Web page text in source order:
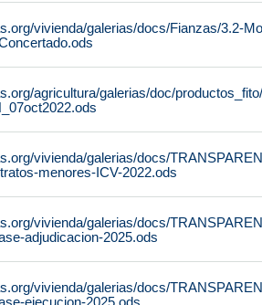
vivienda/galerias/docs/Fianzas/3.2-
agricultura/galerias/doc/
vivienda/galerias/docs/
menores-ICV-2022.ods
vivienda/galerias/docs/
adjudicacion-2025.ods
vivienda/galerias/docs/
ejecucion-2025.ods